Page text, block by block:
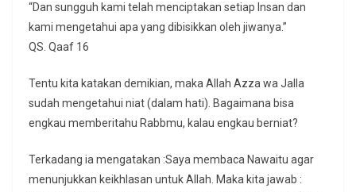
“Dan sungguh kami telah menciptakan setiap Insan dan
kami mengetahui apa yang dibisikkan oleh jiwanya.”
QS. Qaaf 16
Tentu kita katakan demikian, maka Allah Azza wa Jalla
sudah mengetahui niat (dalam hati). Bagaimana bisa
engkau memberitahu Rabbmu, kalau engkau berniat?
Terkadang ia mengatakan :Saya membaca Nawaitu agar
menunjukkan keikhlasan untuk Allah. Maka kita jawab :